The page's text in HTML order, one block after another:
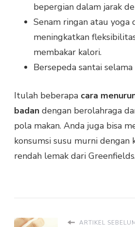
bepergian dalam jarak
Senam ringan atau
meningkatkan
membakar kalori.
Bersepeda santai
Itulah beberapa cara
badan dengan berolahraga
pola makan. Anda juga bisa
konsumsi susu murni dengan
rendah lemak dari
ARTIKEL